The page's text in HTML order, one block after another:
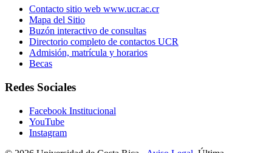
Contacto sitio web www.ucr.ac.cr
Mapa del Sitio
Buzón interactivo de consultas
Directorio completo de contactos UCR
Admisión, matrícula y horarios
Becas
Redes Sociales
Facebook Institucional
YouTube
Instagram